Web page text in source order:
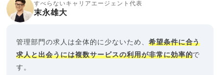
すべらないキャリアエージェント代表
末永雄大
管理部門の求人は全体的に少ないため、 希望条件に合う
求人と出会うには複数サービスの利用が非常に効率的で
す。